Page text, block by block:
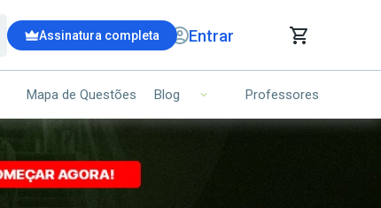
Assinatura completa Entrar
DE COMPRAS
(00)
Mapa de Questões Blog Professores